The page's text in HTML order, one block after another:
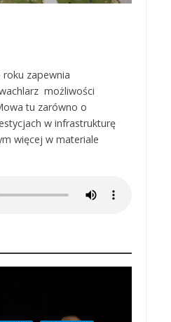
roku zapewnia
możliwości
tu zarówno o
w infrastrukturę
więcej w materiale